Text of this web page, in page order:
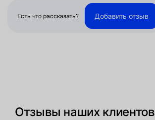
Есть что рассказать? Добавить отзыв
Отзывы наших клиентов